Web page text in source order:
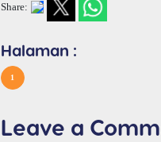
Share:
Halaman :
1
Leave a